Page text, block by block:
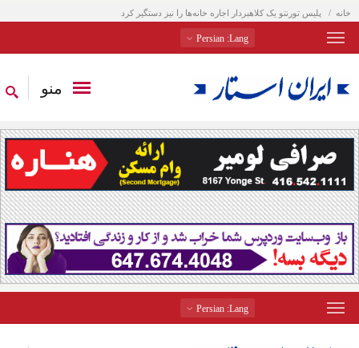
خانه پلیس تورنتو یک کلاهبردار اجاره خانه‌ها را نیز دستگیر کرد
Lang
: Persian
منو
Lang
: Persian